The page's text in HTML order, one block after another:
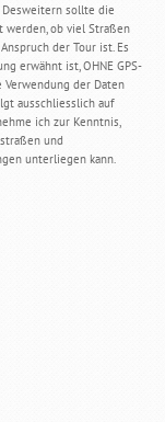
Desweitern sollte die
ob viel Straßen
der Tour ist. Es
erwähnt ist, OHNE GPS-
der Daten
ausschliesslich auf
ich zur Kenntnis,
und
unterliegen kann.